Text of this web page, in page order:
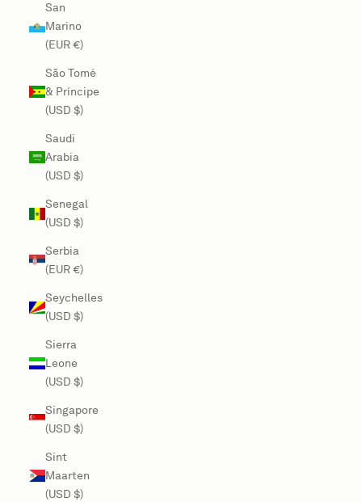
San
Marino
(EUR €)
São Tomé
& Príncipe
(USD $)
Saudi
Arabia
(USD $)
Senegal
(USD $)
Serbia
(EUR €)
Seychelles
(USD $)
Sierra
Leone
(USD $)
Singapore
(USD $)
Sint
Maarten
(USD $)